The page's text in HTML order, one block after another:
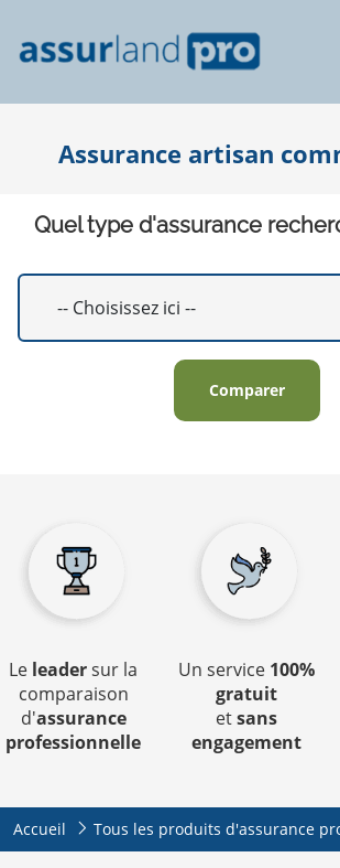
Assurance artisan
Quel type d'assurance
Le leadersur la
comparaison
d'assurance
professionnelle
Un service 100%
gratuit
etsans
engagement
Accueil Tous les produits d'assurance